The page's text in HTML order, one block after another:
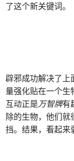
了这个新关键词。
辟邪成功解决了上
量强化贴在一个生
互动正是万智牌有
除的生物，他们就
挡。结果，看起来